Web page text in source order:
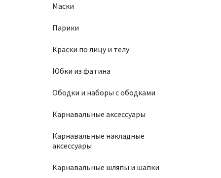
Маски
Парики
Краски по лицу и телу
Юбки из фатина
Ободки и наборы с ободками
Карнавальные аксессуары
Карнавальные накладные
аксессуары
Карнавальные шляпы и шапки